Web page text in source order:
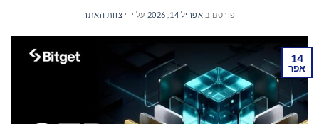
פורסם ב אפריל 14, 2026 על ידי צוות האתר
14
אפר